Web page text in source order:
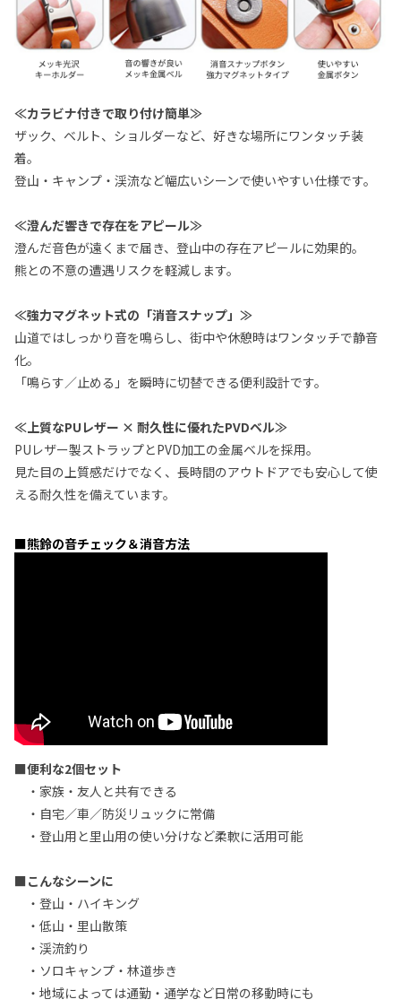
≪カラビナ付きで取り付け簡単≫
ザック、ベルト、ショルダーなど、好きな場所にワンタッチ装
着。
登山・キャンプ・渓流など幅広いシーンで使いやすい仕様です。
≪澄んだ響きで存在をアピール≫
澄んだ音色が遠くまで届き、登山中の存在アピールに効果的。
熊との不意の遭遇リスクを軽減します。
≪強力マグネット式の「消音スナップ」≫
山道ではしっかり音を鳴らし、街中や休憩時はワンタッチで静音
化。
「鳴らす／止める」を瞬時に切替できる便利設計です。
≪上質なPUレザー × 耐久性に優れたPVDベル≫
PUレザー製ストラップとPVD加工の金属ベルを採用。
見た目の上質感だけでなく、長時間のアウトドアでも安心して使
える耐久性を備えています。
■熊鈴の音チェック＆消音方法
■便利な2個セット
・家族・友人と共有できる
・自宅／車／防災リュックに常備
・登山用と里山用の使い分けなど柔軟に活用可能
■こんなシーンに
・登山・ハイキング
・低山・里山散策
・渓流釣り
・ソロキャンプ・林道歩き
・地域によっては通勤・通学など日常の移動時にも